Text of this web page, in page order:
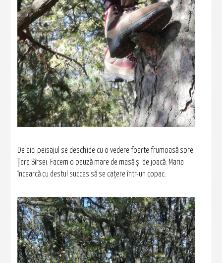
De aici peisajul se deschide cu o vedere foarte frumoasă spre
Țara Bîrsei. Facem o pauză mare de masă și de joacă. Maria
încearcă cu destul succes să se cațere într-un copac.